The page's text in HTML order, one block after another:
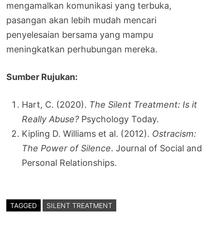
mengamalkan komunikasi yang terbuka,
pasangan akan lebih mudah mencari
penyelesaian bersama yang mampu
meningkatkan perhubungan mereka.
Sumber Rujukan:
Hart, C. (2020). The Silent Treatment: Is it
Really Abuse? Psychology Today.
Kipling D. Williams et al. (2012). Ostracism:
The Power of Silence. Journal of Social and
Personal Relationships.
TAGGED SILENT TREATMENT